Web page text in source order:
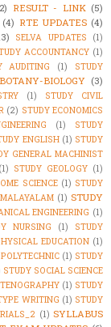
RESULT - LINK (5)
(4) RTE UPDATES (4)
SELVA UPDATES
(1)
ACCOUNTANCY (1)
AUDITING (1)
STUDY
BIOLOGY (3)
(1)
STUDY CIVIL
(2) STUDY ECONOMICS
(1)
STUDY
ENGLISH (1) STUDY
GENERAL MACHINIST
(1) STUDY GEOLOGY (1)
SCIENCE (1) STUDY
(1) STUDY
ENGINEERING (1)
NURSING (1)
STUDY
EDUCATION (1)
(1) STUDY
STUDY SOCIAL SCIENCE
(1) STUDY
WRITING (1) STUDY
(1) SYLLABUS